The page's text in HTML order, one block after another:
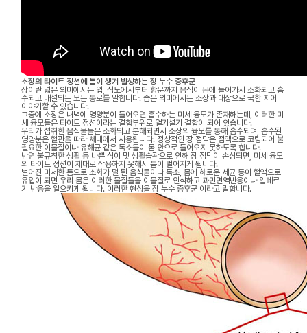
소장의 타이트 정션에 틈이 생겨 발생하는 장 누수 증후군
장이란 넓은 의미에서는 입, 식도에서부터 항문까지 음식이 몸에 들어가서 소화되고 흡
수되고 배설되는 모든 통로를 말합니다. 좁은 의미에서는 소장과 대장으로 국한 지어
이야기할 수 있습니다.
그중에 소장은 내벽에 영양분이 들어오면 흡수하는 미세 융모가 존재하는데, 이러한 미
세 융모들은 타이트 정션이라는 결합부위로 얼기설기 결합이 되어 있습니다.
우리가 섭취한 음식물들은 소화되고 분해되면서 소장의 융모를 통해 흡수되며, 흡수된
영양분은 혈관을 따라 체내에서 사용됩니다. 정상적인 장 점막은 점액으로 코팅되어 불
필요한 이물질이나 유해균 같은 독소들이 몸 안으로 들어오지 못하도록 합니다.
반면 불규칙한 생활 등 나쁜 식이 및 생활습관으로 인해 장 점막이 손상되면, 미세 융모
의 타이트 정션이 제대로 작용하지 못해서 틈이 벌어지게 됩니다.
벌어진 미세한 틈으로 소화가 덜 된 음식물이나 독소, 몸에 해로운 세균 등이 혈액으로
유입이 되면 우리 몸은 이러한 물질들을 이물질로 인식하고 과민면역반응이나 알레르
기 반응을 일으키게 됩니다. 이러한 현상을 장 누수 증후군 이라고 말합니다.